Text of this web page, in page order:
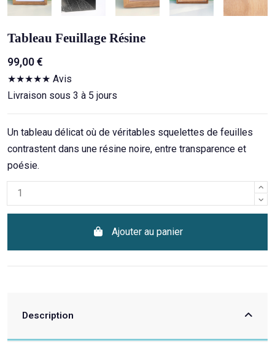
Tableau Feuillage Résine
99,00 €
★★★★★ Avis
Livraison sous 3 à 5 jours
Un tableau délicat où de véritables squelettes de feuilles
contrastent dans une résine noire, entre transparence et
poésie.
Ajouter au panier
Description